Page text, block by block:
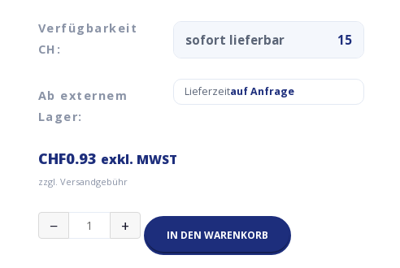
Verfügbarkeit
CH:
sofort lieferbar 15
Ab externem
Lager:
Lieferzeitauf Anfrage
CHF0.93 exkl. MWST
zzgl. Versandgebühr
−
SOT23/SOP10
nach
+ IN DEN WARENKORB